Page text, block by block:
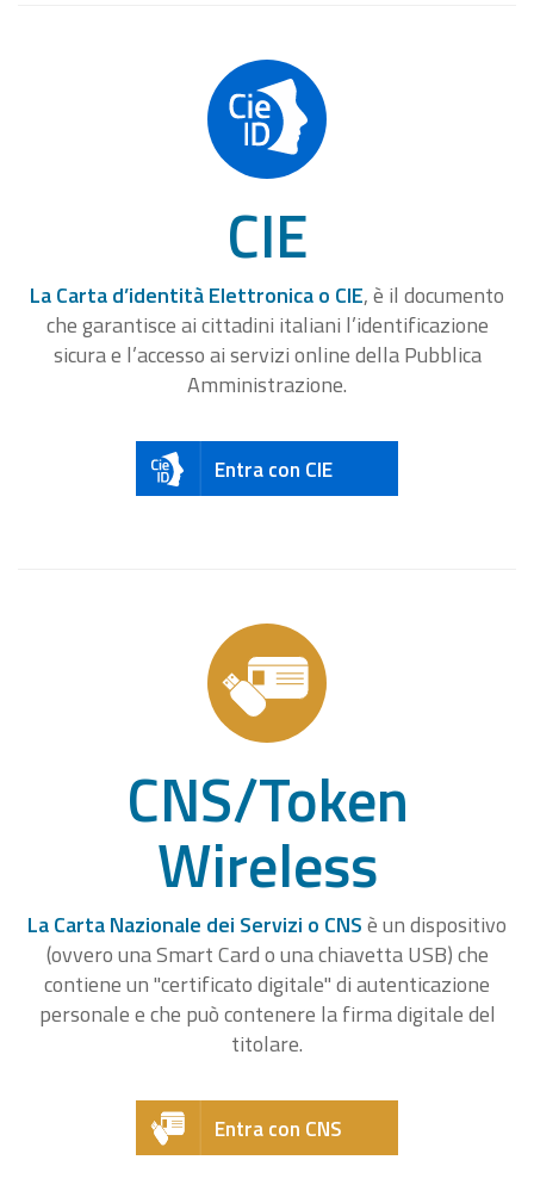
CIE
La Carta d’identità Elettronica o CIE, è il documento
che garantisce ai cittadini italiani l’identificazione
sicura e l’accesso ai servizi online della Pubblica
Amministrazione.
Entra con CIE
CNS/Token
Wireless
La Carta Nazionale dei Servizi o CNSè un dispositivo
(ovvero una Smart Card o una chiavetta USB) che
contiene un "certificato digitale" di autenticazione
personale e che può contenere la firma digitale del
titolare.
Entra con CNS